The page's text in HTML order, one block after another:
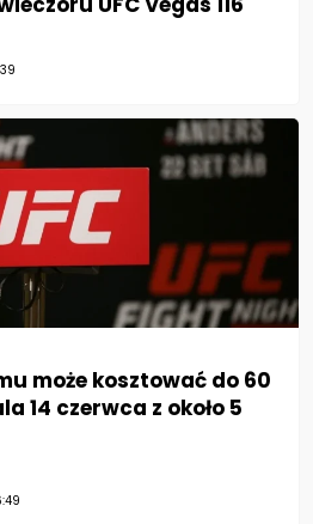
może kosztować do 60
14 czerwca z około 5